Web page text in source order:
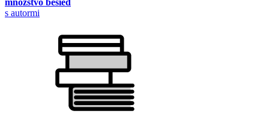
množstvo besied
s autormi